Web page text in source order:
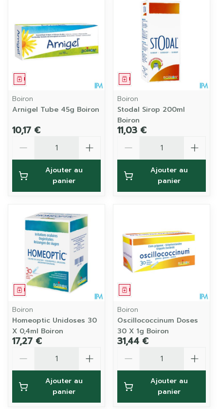
Médicament
Boiron
Arnigel Tube 45g Boiron
10,17 €
Ajouter au
panier
Médicament
Boiron
Stodal Sirop 200ml
Boiron
11,03 €
Ajouter au
panier
Médicament
Boiron
Homeoptic Unidoses 30
X 0,4ml Boiron
17,27 €
Ajouter au
panier
Médicament
Boiron
Oscillococcinum Doses
30 X 1g Boiron
31,44 €
Ajouter au
panier